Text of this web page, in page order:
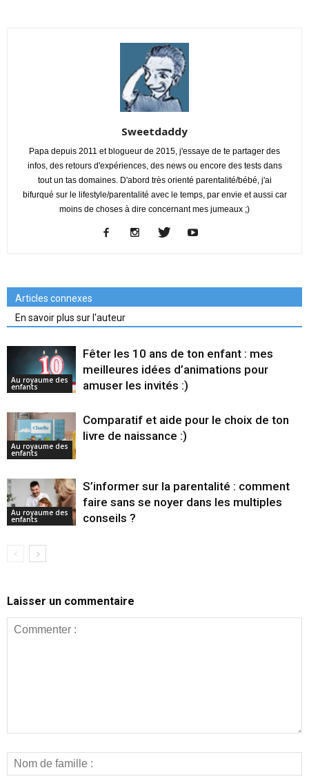
Sweetdaddy
Papa depuis 2011 et blogueur de 2015, j'essaye de te partager des
infos, des retours d'expériences, des news ou encore des tests dans
tout un tas domaines. D'abord très orienté parentalité/bébé, j'ai
bifurqué sur le lifestyle/parentalité avec le temps, par envie et aussi car
moins de choses à dire concernant mes jumeaux ;)
Articles connexes
En savoir plus sur l'auteur
Au royaume des
enfants
Fêter les 10 ans de ton enfant : mes
meilleures idées d’animations pour
amuser les invités :)
Au royaume des
enfants
Comparatif et aide pour le choix de ton
livre de naissance :)
Au royaume des
enfants
S’informer sur la parentalité : comment
faire sans se noyer dans les multiples
conseils ?
Laisser un commentaire